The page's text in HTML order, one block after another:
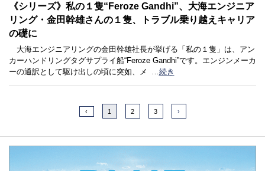
《シリーズ》私の１隻“Feroze Gandhi”、大海エンジニア
リング・金田幹雄さんの１隻、トラブル乗り越えキャリア
の礎に
大海エンジニアリングの金田幹雄社長が挙げる「私の１隻」は、アン
カーハンドリングタグサプライ船“Feroze Gandhi”です。エンジンメーカ
ーの通訳として駆け出しの頃に突如、メ
…続き
‹ 1 2 3 ›